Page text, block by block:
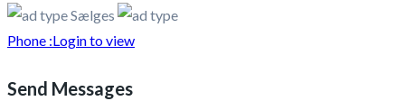
Sælges
Phone :Login to view
Send Messages